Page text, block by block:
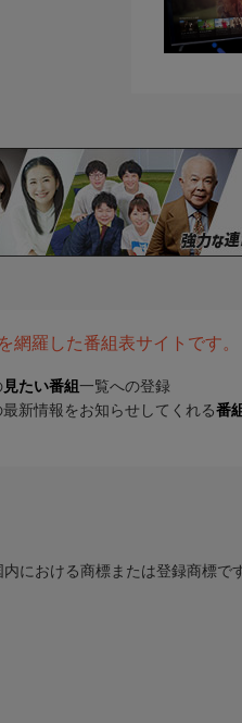
網羅した番組表サイトです。
見たい番組 一覧への登録
新情報をお知らせしてくれる番
における商標または登録商標で